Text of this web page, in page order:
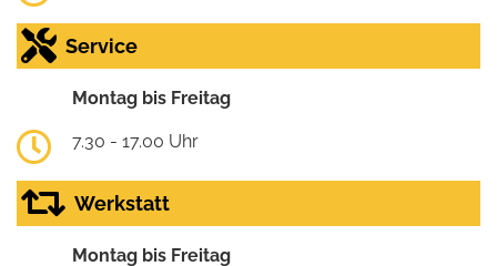
Service
Montag bis Freitag
7.30 - 17.00 Uhr
Werkstatt
Montag bis Freitag